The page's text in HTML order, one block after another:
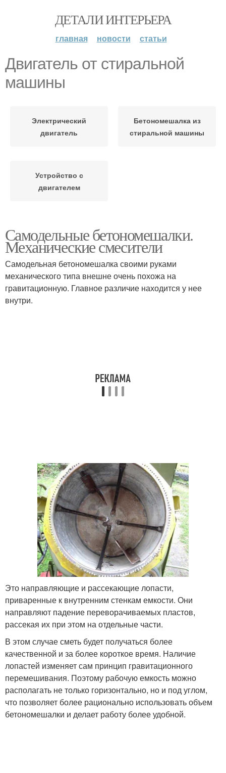
ДЕТАЛИ ИНТЕРЬЕРА
главная новости статьи
Двигатель от стиральной
машины
Электрический
двигатель
Бетономешалка из
стиральной машины
Устройство с
двигателем
Самодельные бетономешалки.
Механические смесители
Самодельная бетономешалка своими руками
механического типа внешне очень похожа на
гравитационную. Главное различие находится у нее
внутри.
Это направляющие и рассекающие лопасти,
приваренные к внутренним стенкам емкости. Они
направляют падение переворачиваемых пластов,
рассекая их при этом на отдельные части.
В этом случае сметь будет получаться более
качественной и за более короткое время. Наличие
лопастей изменяет сам принцип гравитационного
перемешивания. Поэтому рабочую емкость можно
располагать не только горизонтально, но и под углом,
что позволяет более рационально использовать объем
бетономешалки и делает работу более удобной.